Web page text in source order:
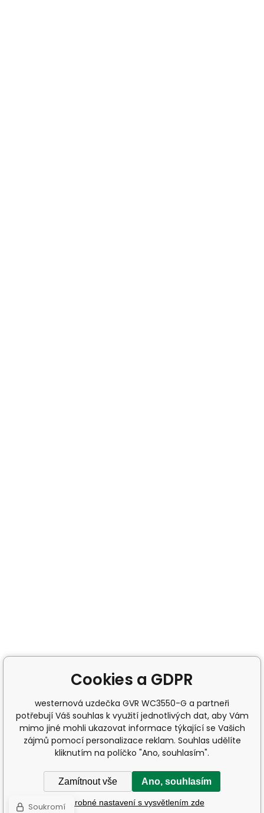
Cookies a GDPR
westernová uzdečka GVR WC3550-G a partneři
potřebují Váš souhlas k využití jednotlivých dat, aby Vám
mimo jiné mohli ukazovat informace týkající se Vašich
zájmů pomocí personalizace reklam. Souhlas udělíte
kliknutím na políčko "Ano, souhlasím".
Zamítnout vše Ano, souhlasím
Podrobné nastavení s vysvětlením zde
Soukromí